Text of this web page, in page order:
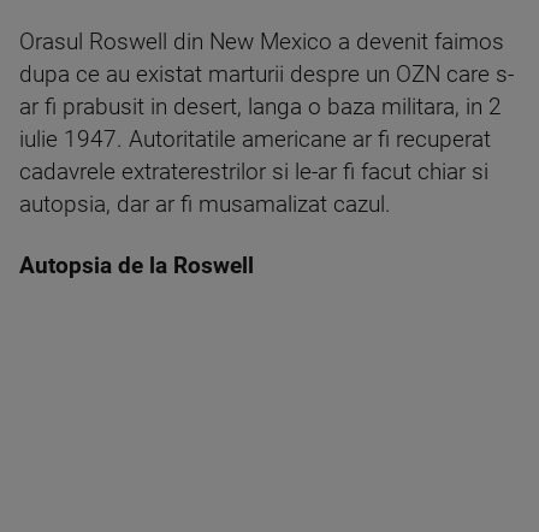
Orasul Roswell din New Mexico a devenit faimos
dupa ce au existat marturii despre un OZN care s-
ar fi prabusit in desert, langa o baza militara, in 2
iulie 1947. Autoritatile americane ar fi recuperat
cadavrele extraterestrilor si le-ar fi facut chiar si
autopsia, dar ar fi musamalizat cazul.
Autopsia de la Roswell